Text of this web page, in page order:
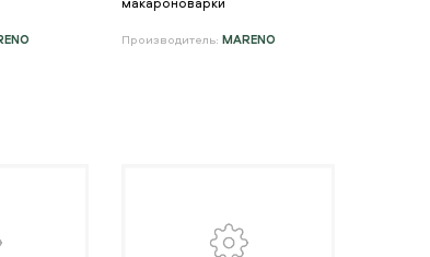
Производитель: MARENO